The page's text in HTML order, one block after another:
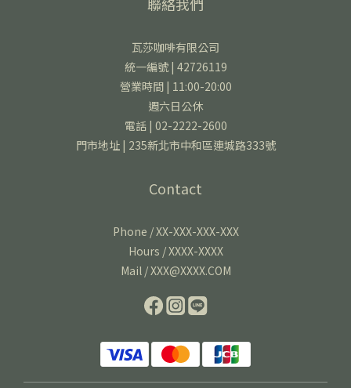
瓦莎咖啡有限公司
統一編號 | 42726119
營業時間 | 11:00-20:00
週六日公休
電話 | 02-2222-2600
門市地址 | 235新北市中和區連城路333號
Contact
Phone / XX-XXX-XXX-XXX
Hours / XXXX-XXXX
Mail / XXX@XXXX.COM